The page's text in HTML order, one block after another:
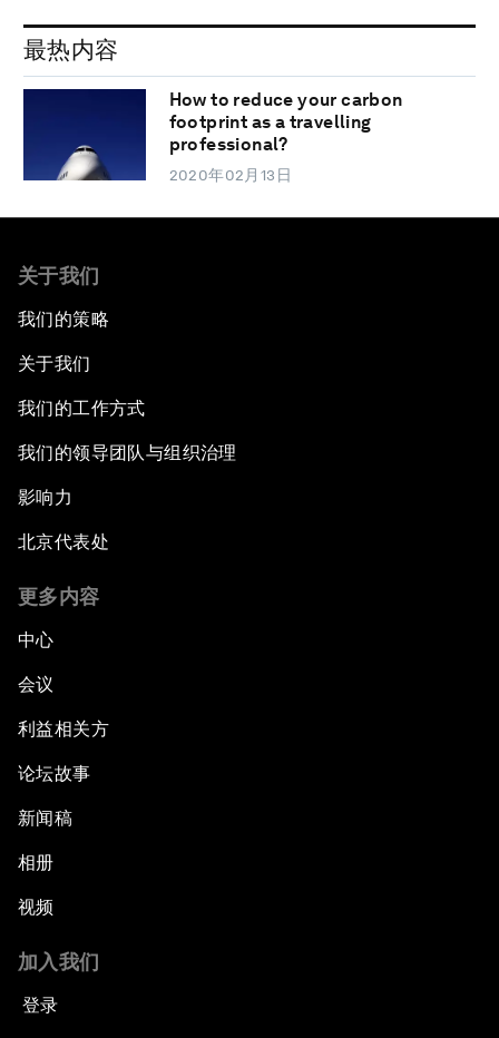
最热内容
How to reduce your carbon
footprint as a travelling
professional?
2020年02月13日
关于我们
我们的策略
关于我们
我们的工作方式
我们的领导团队与组织治理
影响力
北京代表处
更多内容
中心
会议
利益相关方
论坛故事
新闻稿
相册
视频
加入我们
登录